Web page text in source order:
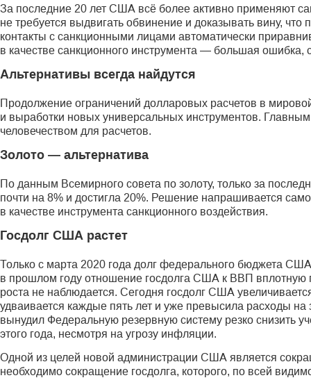
За последние 20 лет США всё более активно применяют
не требуется выдвигать обвинение и доказывать вину,
контакты с санкционными лицами автоматически
в качестве санкционного инструмента — большая ошибка,
Альтернативы всегда найдутся
Продолжение ограничений долларовых расчетов в
и выработки новых универсальных инструментов.
человечеством для расчетов.
Золото — альтернатива
По данным Всемирного совета по золоту, только за
почти на 8% и достигла 20%. Решение напрашивается
в качестве инструмента санкционного воздействия.
Госдолг США растет
Только с марта 2020 года долг федерального бюджета
в прошлом году отношение госдолга США к ВВП вплотную
роста не наблюдается. Сегодня госдолг США
удваивается каждые пять лет и уже превысила расходы
вынудил Федеральную резервную систему резко снизить
этого года, несмотря на угрозу инфляции.
Одной из целей новой администрации США является
необходимо сокращение госдолга, которого, по всей